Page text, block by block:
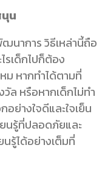
น
ฒนาการ วิธีเหล่านี้ถือ
รเด็กไปก็ต้อง
ม หากทำได้ตามที่
ล หรือหากเด็กไม่ทำ
ย่างใจดีและใจเย็น
นรู้ที่ปลอดภัยและ
นรู้ได้อย่างเต็มที่